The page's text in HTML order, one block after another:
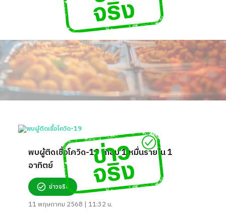
พบผู้ติดเชื้อโควิด-19 เกือบ 1 หมื่นรายใน 1
อาทิตย์
ข่าวจริง
11 พฤษภาคม 2568 | 11:32 น.